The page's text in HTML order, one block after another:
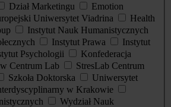
Dział Marketingu
Emotion
Uniwersytet Viadrina
Health
Instytut Nauk Humanistycznych
Instytut Prawa
Instytut
Psychologii
Konfederacja
Centrum Lab
StresLab Centrum
Szkoła Doktorska
Uniwersytet
w Krakowie
Wydział Nauk